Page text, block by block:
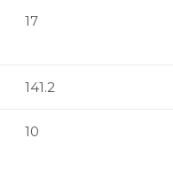
17
141.2
10